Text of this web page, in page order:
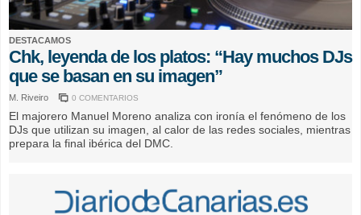
DESTACAMOS
Chk, leyenda de los platos: “Hay muchos DJs
que se basan en su imagen”
M. Riveiro 0 COMENTARIOS
El majorero Manuel Moreno analiza con ironía el fenómeno de los
DJs que utilizan su imagen, al calor de las redes sociales, mientras
prepara la final ibérica del DMC.